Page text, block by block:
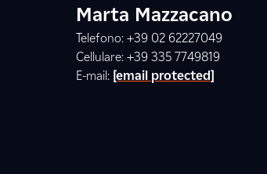
Marta Mazzacano
Telefono: +39 02 62227049
Cellulare: +39 335 7749819
E-mail: [email protected]